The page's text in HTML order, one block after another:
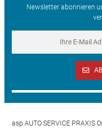
Newsletter abonnieren
asp AUTO SERVICE PRAXIS